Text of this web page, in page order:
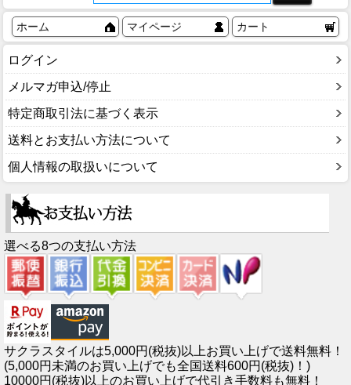
ホーム マイページ カート
ログイン
メルマガ申込/停止
特定商取引法に基づく表示
送料とお支払い方法について
個人情報の取扱いについて
選べる8つの支払い方法
サクラスタイルは5,000円(税抜)以上お買い上げで送料無料！
(5,000円未満のお買い上げでも全国送料600円(税抜)！)
10000円(税抜)以上のお買い上げで代引き手数料も無料！